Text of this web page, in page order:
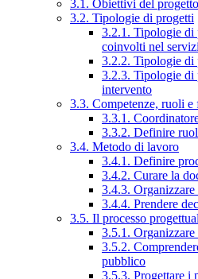
3.1. Obiettivi del progetto
3.2. Tipologie di progetti
3.2.1. Tipologie di
coinvolti nel
3.2.2. Tipologie di
3.2.3. Tipologie di
intervento
3.3. Competenze, ruoli
3.3.1.
3.3.2. Definire
3.4. Metodo di lavoro
3.4.1. Definire
3.4.2. Curare la
3.4.3.
3.4.4. Prendere
3.5. Il processo
3.5.1.
3.5.2.
pubblico
3.5.3. Progettare i